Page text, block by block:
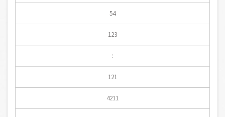
54
123
:
121
4211